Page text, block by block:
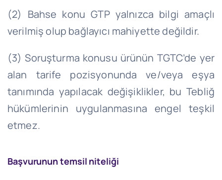
(2) Bahse konu GTP yalnızca bilgi amaçlı
verilmiş olup bağlayıcı mahiyette değildir.
(3) Soruşturma konusu ürünün TGTC’de yer
alan tarife pozisyonunda ve/veya eşya
tanımında yapılacak değişiklikler, bu Tebliğ
hükümlerinin uygulanmasına engel teşkil
etmez.
Başvurunun temsil niteliği